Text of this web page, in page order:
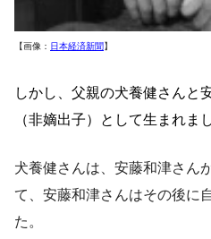
【画像： 日本経済新聞】
しかし、父親の犬養健さんと
（非嫡出子）として生まれま
犬養健さんは、安藤和津さん
て、安藤和津さんはその後に
た。